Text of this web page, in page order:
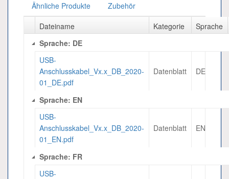
Ähnliche Produkte
Zubehör
Dateiname
Kategorie
Sprache
Sprache: DE
USB-
Anschlusskabel_Vx.x_DB_2020-
01_DE.pdf
Datenblatt DE
Sprache: EN
USB-
Anschlusskabel_Vx.x_DB_2020-
01_EN.pdf
Datenblatt EN
Sprache: FR
USB-